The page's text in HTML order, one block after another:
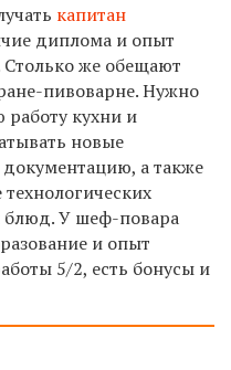
капитан
диплома и опыт
же обещают
пивоварне. Нужно
работу кухни и
новые
а также
блюд. У шеф-повара
и опыт
5/2, есть бонусы и